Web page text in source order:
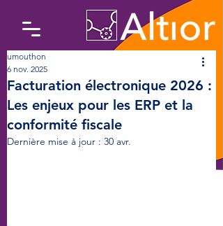
Facturation électronique 2026 :
Les enjeux pour les ERP et la
conformité fiscale
umouthon
6 nov. 2025
Dernière mise à jour : 30 avr.